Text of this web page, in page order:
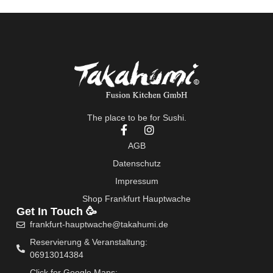
The place to be for Sushi.
F
a
c
e
o
o
k
f
I
t
g
r
a
AGB
Datenschutz
Impressum
Shop Frankfurt Hauptwache
Get In Touch 🥳
frankfurt-hauptwache@takahumi.de
Reservierung & Veranstaltung:
06913014384